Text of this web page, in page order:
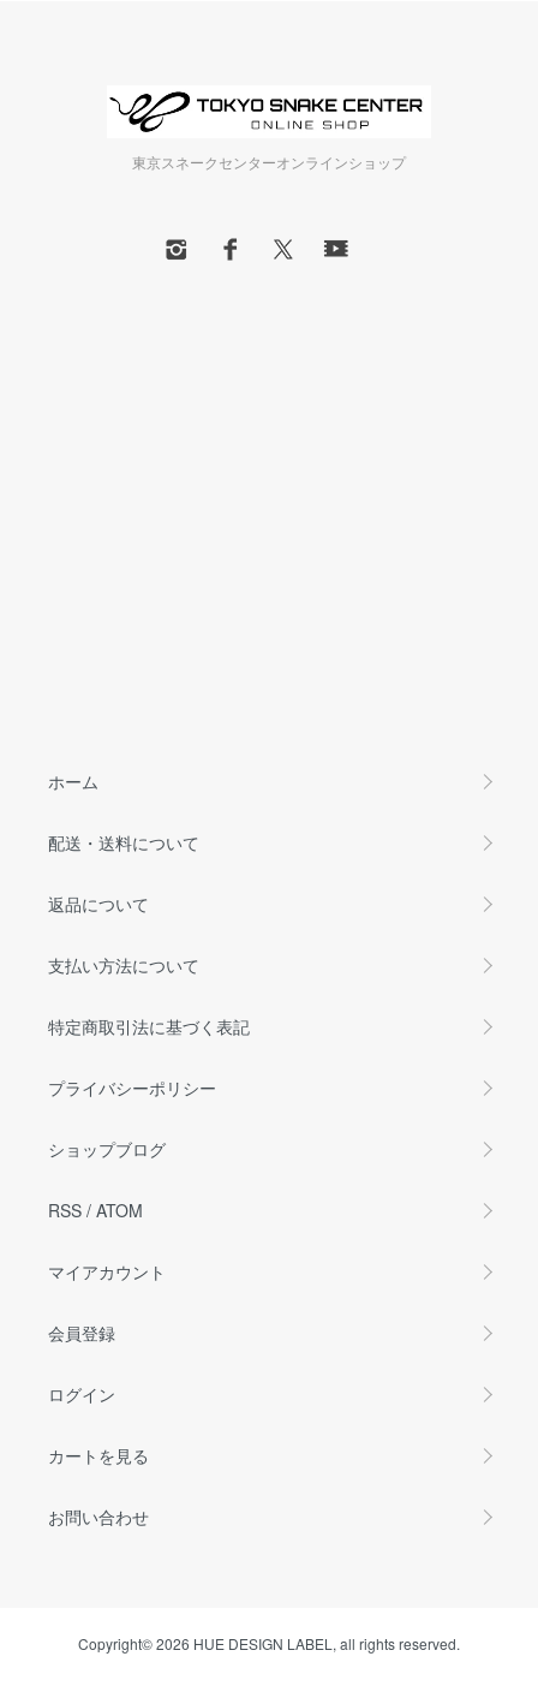
東京スネークセンターオンラインショップ
ホーム
配送・送料について
返品について
支払い方法について
特定商取引法に基づく表記
プライバシーポリシー
ショップブログ
RSS / ATOM
マイアカウント
会員登録
ログイン
カートを見る
お問い合わせ
Copyright© 2026 HUE DESIGN LABEL, all rights reserved.